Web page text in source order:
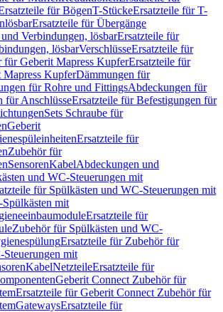
für BögenT-StückeErsatzteile für T-
Ersatzteile für Übergänge
Verbindungen, lösbarErsatzteile für
lösbarVerschlüsseErsatzteile für
für Geberit Mapress KupferErsatzteile für
Mapress KupferDämmungen für
für Rohre und FittingsAbdeckungen für
für AnschlüsseErsatzteile für Befestigungen für
Sets Schraube für
Geberit
Ersatzteile für
Zubehör für
SensorenKabelAbdeckungen und
und WC-Steuerungen mit
für Spülkästen und WC-Steuerungen mit
mit
Ersatzteile für
Zubehör für Spülkästen und WC-
Ersatzteile für Zubehör für
mit
KabelNetzteileErsatzteile für
Geberit Connect Zubehör für
Ersatzteile für Geberit Connect Zubehör für
GatewaysErsatzteile für